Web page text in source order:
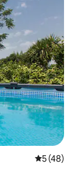
5 de uma
5 (48)